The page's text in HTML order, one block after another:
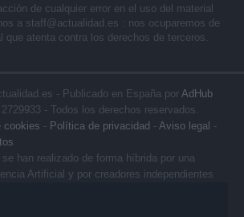
de cualquier error en el uso del material
a staff@actualidad.es : nos ocuparemos de
que atenta contra los derechos de terceros.
- Publicado en España por AdHub
- Todos los derechos reservados.
cookies - Política de privacidad - Aviso legal -
han realizado de forma híbrida por una
Artificial y por creadores independientes